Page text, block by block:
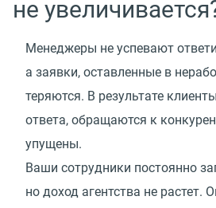
не
Менеджеры не успевают
а заявки, оставленные в
теряются. В результате
ответа, обращаются к
упущены.
Ваши сотрудники постоянно
но доход агентства не растет.